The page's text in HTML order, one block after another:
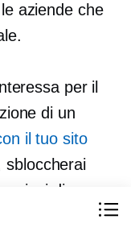
aziende che
per il
di un
il tuo sito
sbloccherai
di
che include